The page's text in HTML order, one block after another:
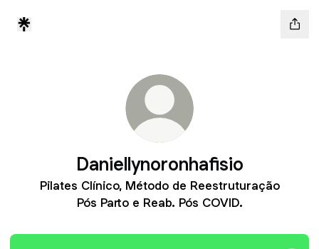
Daniellynoronhafisio
Pilates Clínico, Método de Reestruturação
Pós Parto e Reab. Pós COVID.